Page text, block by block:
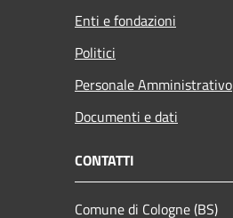
Enti e fondazioni
Politici
Personale Amministrativo
Documenti e dati
CONTATTI
Comune di Cologne (BS)